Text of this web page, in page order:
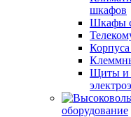
шкафов
Шкафы
Щиты и
оборудование